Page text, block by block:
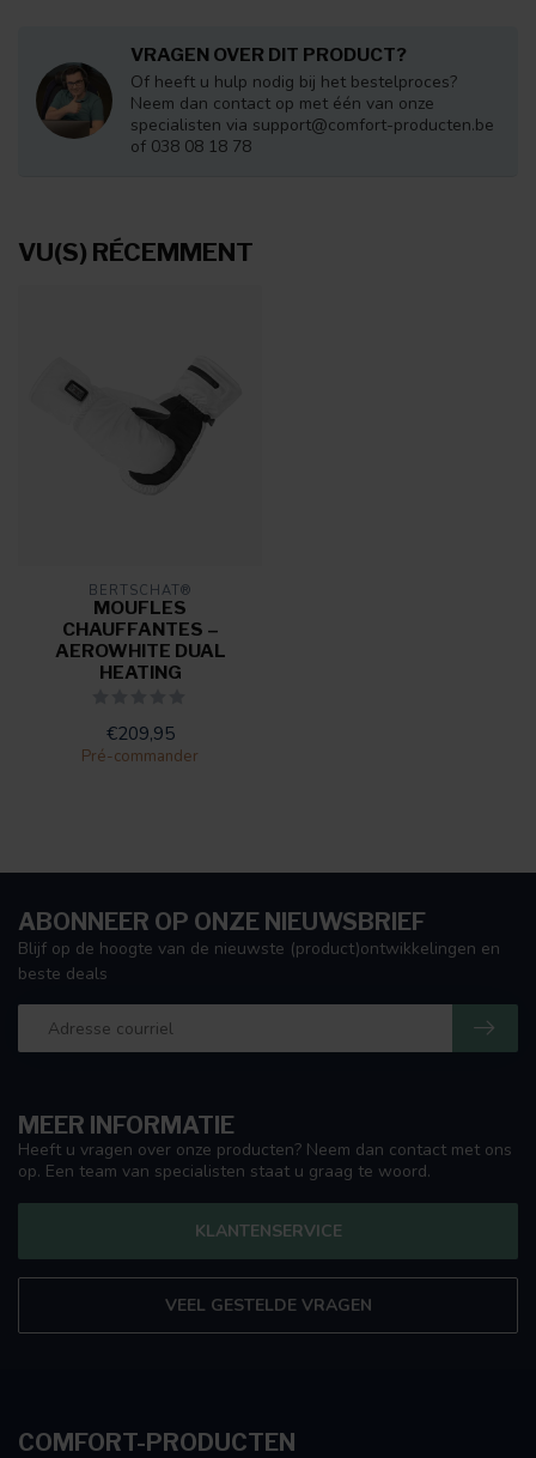
VRAGEN OVER DIT PRODUCT?
Of heeft u hulp nodig bij het bestelproces?
Neem dan contact op met één van onze
specialisten via support@comfort-producten.be
of 038 08 18 78
VU(S) RÉCEMMENT
BERTSCHAT®
MOUFLES
CHAUFFANTES –
AEROWHITE DUAL
HEATING
€209,95
Pré-commander
MEER INFORMATIE
Heeft u vragen over onze producten? Neem dan contact met ons
op. Een team van specialisten staat u graag te woord.
KLANTENSERVICE
VEEL GESTELDE VRAGEN
ABONNEER OP ONZE NIEUWSBRIEF
Blijf op de hoogte van de nieuwste (product)ontwikkelingen en
beste deals
COMFORT-PRODUCTEN